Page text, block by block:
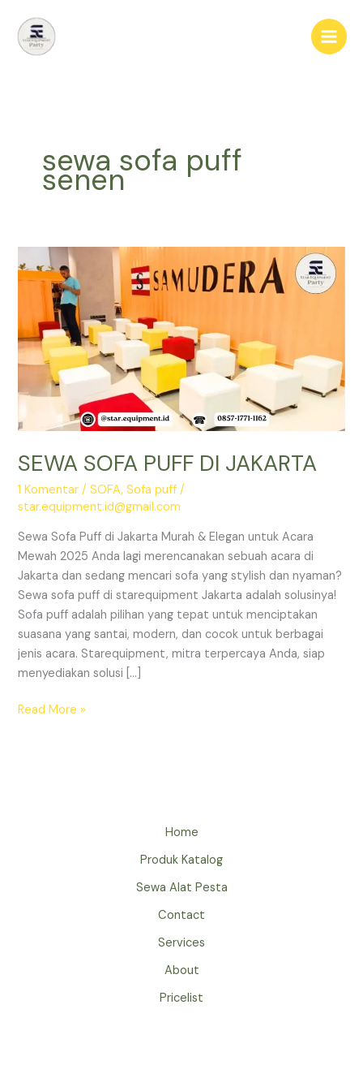
konten
sewa sofa puff
senen
SEWA SOFA PUFF DI JAKARTA
1 Komentar /SOFA,Sofa puff /
star.equipment.id@gmail.com
Sewa Sofa Puff di Jakarta Murah & Elegan untuk Acara
Mewah 2025 Anda lagi merencanakan sebuah acara di
Jakarta dan sedang mencari sofa yang stylish dan nyaman?
Sewa sofa puff di starequipment Jakarta adalah solusinya!
Sofa puff adalah pilihan yang tepat untuk menciptakan
suasana yang santai, modern, dan cocok untuk berbagai
jenis acara. Starequipment, mitra terpercaya Anda, siap
menyediakan solusi […]
SEWA
Read More »
Home
Produk Katalog
Sewa Alat Pesta
Contact
Services
About
Pricelist